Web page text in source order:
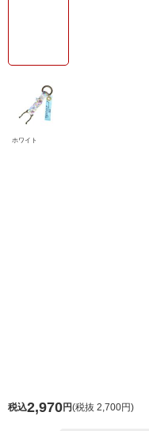
ホワイト
税込2,970円(税抜 2,700円)